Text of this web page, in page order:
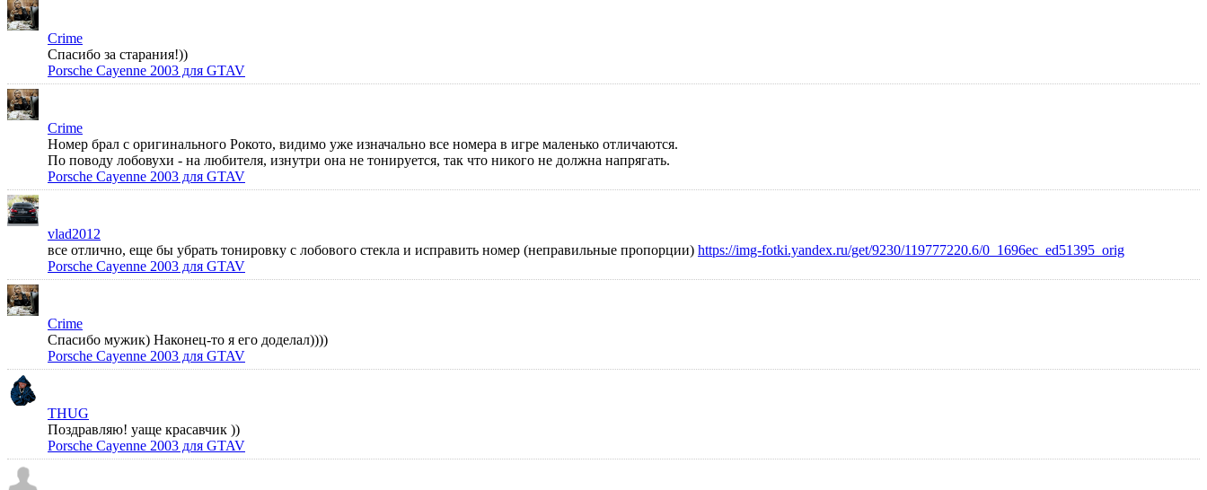
Crime
Спасибо за старания!))
Porsche Cayenne 2003 для GTAV
Crime
Номер брал с оригинального Рокото, видимо уже изначально все номера в игре маленько отличаются.
По поводу лобовухи - на любителя, изнутри она не тонируется, так что никого не должна напрягать.
Porsche Cayenne 2003 для GTAV
vlad2012
все отлично, еще бы убрать тонировку с лобового стекла и исправить номер (неправильные пропорции) https://img-fotki.yandex.ru/get/9230/119777220.6/0_1696ec_ed51395_orig
Porsche Cayenne 2003 для GTAV
Crime
Спасибо мужик) Наконец-то я его доделал))))
Porsche Cayenne 2003 для GTAV
THUG
Поздравляю! уаще красавчик ))
Porsche Cayenne 2003 для GTAV